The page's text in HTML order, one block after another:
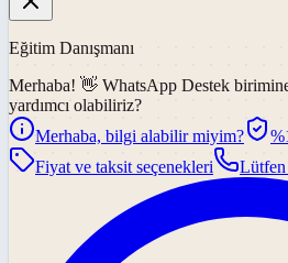
Eğitim Danışmanı
Merhaba! 👋 WhatsApp Destek
yardımcı olabiliriz?
Merhaba, bilgi alabilir miyim?
Fiyat ve taksit seçenekleri
Lütfen